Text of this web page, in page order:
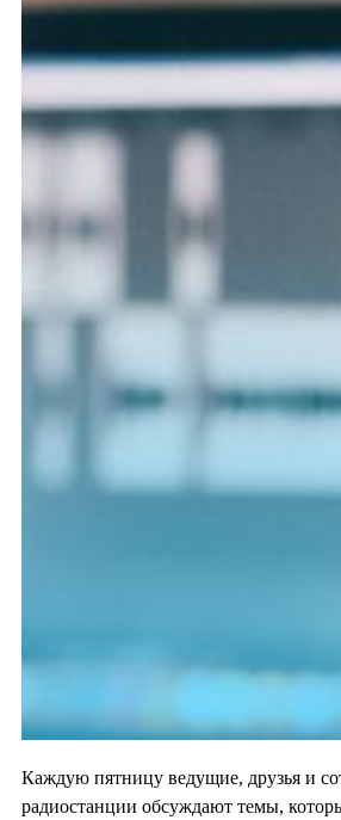
Каждую пятницу ведущие, друзья и
радиостанции обсуждают темы,